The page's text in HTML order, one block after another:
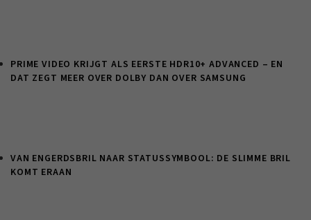
PRIME VIDEO KRIJGT ALS EERSTE HDR10+ ADVANCED – EN
DAT ZEGT MEER OVER DOLBY DAN OVER SAMSUNG
VAN ENGERDSBRIL NAAR STATUSSYMBOOL: DE SLIMME BRIL
KOMT ERAAN